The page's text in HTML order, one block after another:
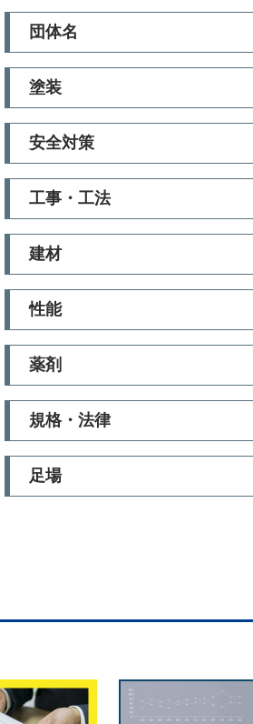
団体名
塗装
安全対策
工事・工法
建材
性能
薬剤
規格・法律
足場